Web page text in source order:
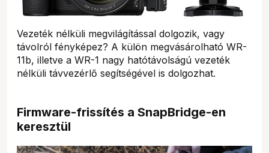
Vezeték nélküli megvilágítással dolgozik, vagy
távolról fényképez? A külön megvásárolható WR-
11b, illetve a WR-1 nagy hatótávolságú vezeték
nélküli távvezérlő segítségével is dolgozhat.
Firmware-frissítés a SnapBridge-en
keresztül